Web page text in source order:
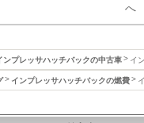
へ
ンプレッサハッチバックの中古車 イ
インプレッサハッチバックの燃費